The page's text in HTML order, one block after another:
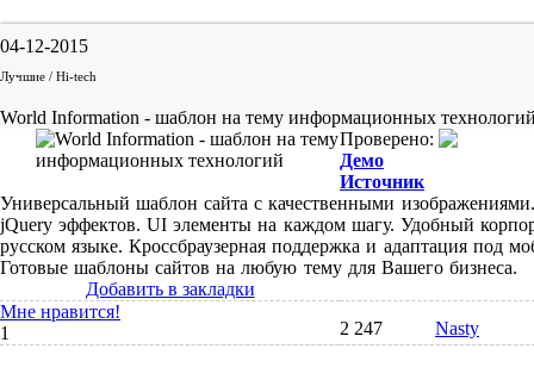
04-12-2015
Лучшие / Hi-tech
World Information - шаблон на тему информационных
Проверено:
Демо
Источник
Универсальный шаблон сайта с качественными
jQuery эффектов. UI элементы на каждом шагу. Удобный
русском языке. Кроссбраузерная поддержка и адаптация под
Готовые шаблоны сайтов на любую тему для Вашего бизнеса.
Добавить в закладки
Мне нравится!
1
2 247 Nasty